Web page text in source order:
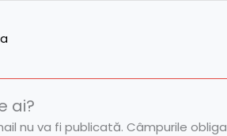
ai?
nu va fi publicată. Câmpurile